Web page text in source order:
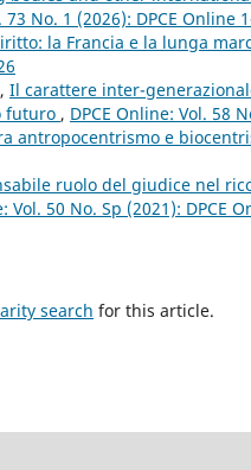
No. 1 (2026): DPCE Online
la Francia e la lunga
Il carattere inter-
futuro , DPCE Online: Vol. 58
antropocentrismo e
ruolo del giudice nel
Vol. 50 No. Sp (2021): DPCE
search for this article.